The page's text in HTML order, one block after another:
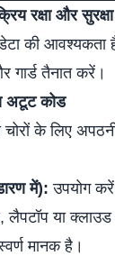
रक्षा और सुरक्षा
की आवश्यकता
गार्ड तैनात करें।
अटूट कोड
चोरों के लिए
में): उपयोग करें
या क्लाउड
मानक है।